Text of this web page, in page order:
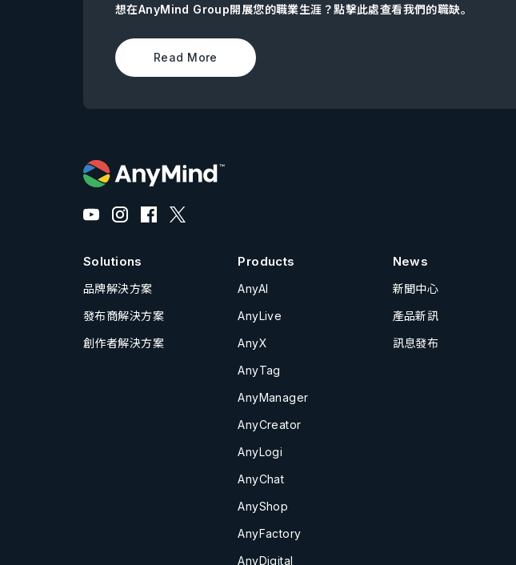
想在AnyMind Group開展您的職業生涯？點擊此處查看我們的職缺。
Read More
Solutions
品牌解決方案
發布商解決方案
創作者解決方案
Products
AnyAI
AnyLive
AnyX
AnyTag
AnyManager
AnyCreator
AnyLogi
AnyChat
AnyShop
AnyFactory
AnyDigital
News
新聞中心
產品新訊
訊息發布